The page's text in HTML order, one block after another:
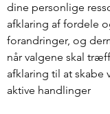
dine personlige
afklaring af fordele
forandringer, og
når valgene skal
afklaring til at skabe
aktive handlinger